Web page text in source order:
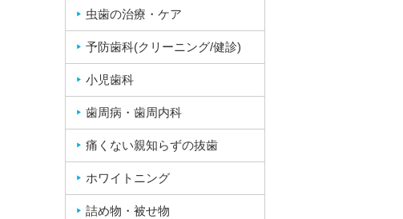
虫歯の治療・ケア
予防歯科(クリーニング/健診)
小児歯科
歯周病・歯周内科
痛くない親知らずの抜歯
ホワイトニング
詰め物・被せ物